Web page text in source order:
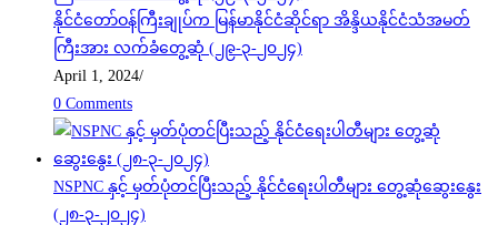
နိုင်ငံတော်ဝန်ကြီးချုပ်က မြန်မာနိုင်ငံဆိုင်ရာ အိန္ဒိယနိုင်ငံသံအမတ်
ကြီးအား လက်ခံတွေ့ဆုံ (၂၉-၃-၂၀၂၄)
April 1, 2024/
0 Comments
NSPNC နှင့် မှတ်ပုံတင်ပြီးသည့် နိုင်ငံရေးပါတီများ တွေ့ဆုံဆွေးနွေး
(၂၈-၃-၂၀၂၄)